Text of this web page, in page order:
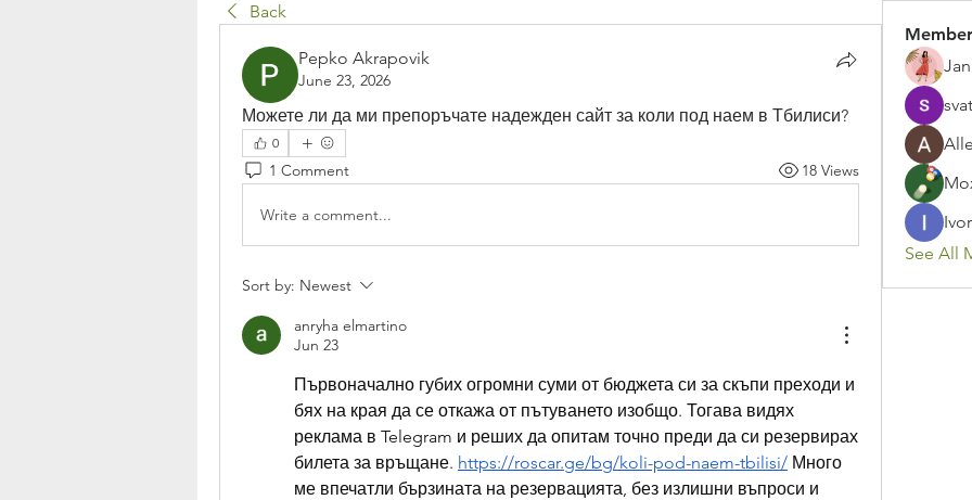
Back
Pepko Akrapovik
June 23, 2026
Можете ли да ми препоръчате надежден сайт за коли под наем в Тбилиси?
0
1 Comment 18 Views
Write a comment...
Sort by: Newest
anryha elmartino
Jun 23
Първоначално губих огромни суми от бюджета си за скъпи преходи и
бях на края да се откажа от пътуването изобщо. Тогава видях
реклама в Telegram и реших да опитам точно преди да си резервирах
билета за връщане. https://roscar.ge/bg/koli-pod-naem-tbilisi/ Много
ме впечатли бързината на резервацията, без излишни въпроси и
See All